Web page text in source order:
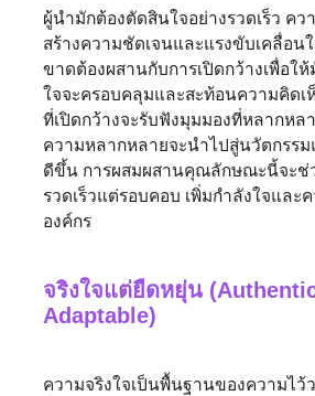
ผู้นำมักต้องตัดสินใจอย่างรวดเร็ว คว
สร้างความชัดเจนและแรงขับเคลื่อน
ขาดต้องผสานกับการเปิดกว้างเพื่อใ
ใจจะครอบคลุมและสะท้อนความคิดเ
ที่เปิดกว้างจะรับฟังมุมมองที่หลากหลา
ความหลากหลายจะนำไปสู่นวัตกรร
ดีขึ้น การผสมผสานคุณลักษณะนี้จะช่
รวดเร็วแต่รอบคอบ เพิ่มกำลังใจและ
องค์กร
จริงใจแต่ยืดหยุ่น
Adaptable)
ความจริงใจเป็นพื้นฐานของความไว้